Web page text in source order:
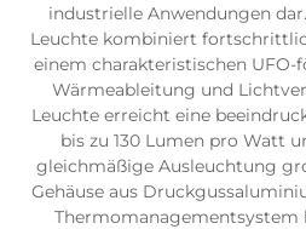
industrielle Anwendungen
Leuchte kombiniert
einem charakteristischen UFO-
Wärmeableitung und
Leuchte erreicht eine
bis zu 130 Lumen pro Watt
gleichmäßige Ausleuchtung
Gehäuse aus
Thermomanagementsystem